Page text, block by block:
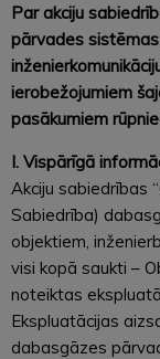
Par akciju
pārvades
ierobežojumiem
pasākumiem
I. Vispārīgā
Akciju sabiedrības
Sabiedrība)
objektiem,
visi kopā saukti –
noteiktas
Ekspluatācijas
dabasgāzes